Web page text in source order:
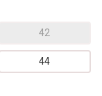
42
44